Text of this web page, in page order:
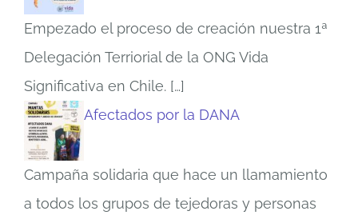
Empezado el proceso de creación nuestra 1ª
Delegación Terriorial de la ONG Vida
Significativa en Chile. […]
Afectados por la DANA
Campaña solidaria que hace un llamamiento
a todos los grupos de tejedoras y personas